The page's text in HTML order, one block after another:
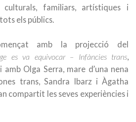
culturals, familiars, artístiques i
els públics.
amb la projecció del
es va equivocar – Infàncies trans,
amb Olga Serra, mare d’una nena
trans, Sandra Ibarz i Àgatha
compartit les seves experiències i